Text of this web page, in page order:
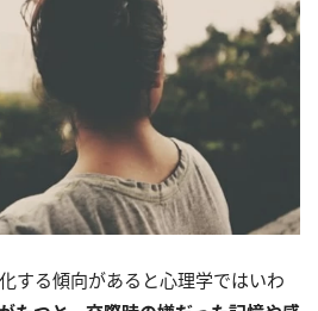
する傾向があると心理学ではいわ